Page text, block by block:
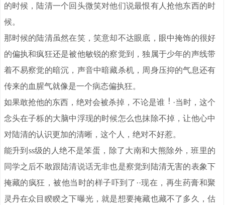
的时候，陆清一个回头微笑对他们说最恨有人抢他东西的时
候。
那时候的陆清虽然在笑，笑意却不达眼底，眼中掩饰的很好
的偏执和疯狂还是被他敏锐的察觉到，独属于少年的声线带
着不易察觉的暗沉，声音中暗藏杀机，周身压抑的气息还有
传来的血腥气就像是一个病态偏执狂。
如果敢抢他的东西，绝对会被杀掉，不论是谁
·当时，这个
念头在子栎的大脑中浮现的时候怎么也抹除不掉，让他心中
对陆清的认识更加的清晰，这个人，绝对不好惹。
能升到ss级的人绝不是笨蛋，除了大南和大熊除外，班里的
同学之后不敢跟陆清说话无非也是察觉到陆清无害的表象下
掩藏的疯狂，被他当时的样子吓到了··现在，再生药膏和聚
灵丹在众目睽睽之下曝光，就是想要掩藏也藏不了多久，估